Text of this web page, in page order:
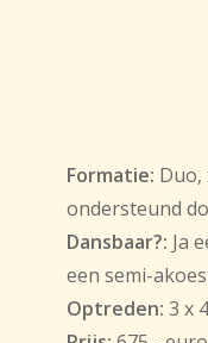
Formatie:
ondersteund
Dansbaar?: Ja
een semi-
Optreden: 3 x